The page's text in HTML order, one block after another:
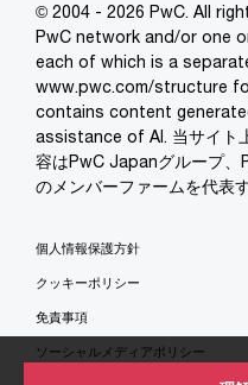
© 2004 - 2026 PwC. All
PwC network and/or one
each of which is a
www.pwc.com/structure
contains content
assistance of AI. 当サイト
容はPwC Japanグループ、
のメンバーファームを代表
個人情報保護方針
クッキーポリシー
免責事項
ソーシャルメディアポリシー